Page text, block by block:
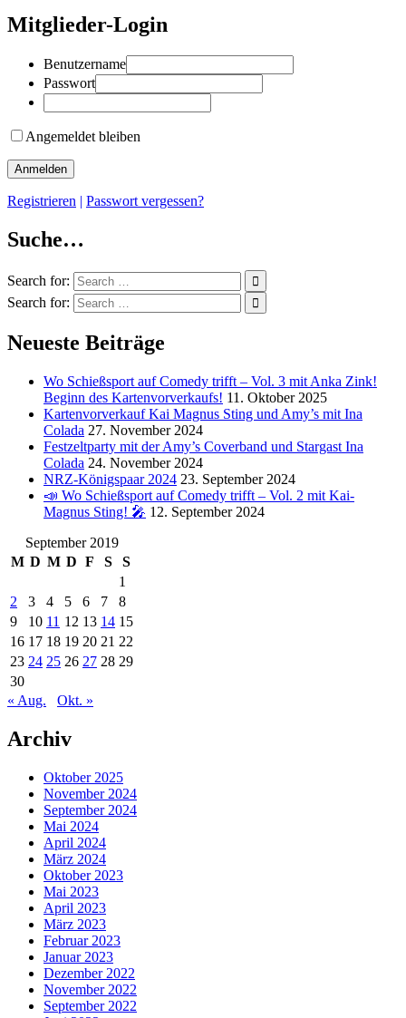
Mitglieder-Login
Benutzername
Passwort
Angemeldet bleiben
Registrieren | Passwort vergessen?
Suche…
Search for:
Search for:
Neueste Beiträge
Wo Schießsport auf Comedy trifft – Vol. 3 mit Anka Zink!
Beginn des Kartenvorverkaufs! 11. Oktober 2025
Kartenvorverkauf Kai Magnus Sting und Amy’s mit Ina
Colada 27. November 2024
Festzeltparty mit der Amy’s Coverband und Stargast Ina
Colada 24. November 2024
NRZ-Königspaar 2024 23. September 2024
📣 Wo Schießsport auf Comedy trifft – Vol. 2 mit Kai-
Magnus Sting! 🎤 12. September 2024
September 2019
M D M D F S
S
1
2
3 4 5 6 7
8
9
10 11 12 13 14 15
16 17 18 19 20 21 22
23 24 25 26 27 28 29
30
« Aug.
Okt. »
Archiv
Oktober 2025
November 2024
September 2024
Mai 2024
April 2024
März 2024
Oktober 2023
Mai 2023
April 2023
März 2023
Februar 2023
Januar 2023
Dezember 2022
November 2022
September 2022